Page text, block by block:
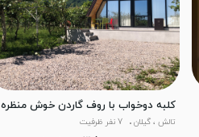
کلبه دوخواب با روف گاردن خوش منظره
تالش ، گیلان
7 نفر ظرفیت